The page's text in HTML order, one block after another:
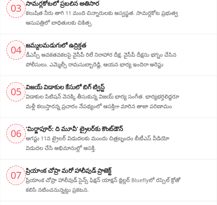
03 సామర్లకోటలో ప్రబలిన అతిసార
కలుషిత నీరు తాగి 11 మంది చిన్నారులకు అస్వస్థత. సామర్లకోట ప్రభుత్వ
ఆసుపత్రిలో బాధితులకు చికిత్స
04 జ‌మ్మ‌ల‌మ‌డుగులో ఉద్రిక్త‌త‌
డీఎస్సీ అవ‌క‌త‌వ‌క‌ల‌పై వైసీపీ రిలే నిరాహార‌ దీక్ష‌. వైసీపీ దీక్ష‌ను భ‌గ్నం చేసిన
పోలీసులు. ఎమ్మెల్సీ రామసుబ్బారెడ్డి, ఆయ‌న‌ భార్య ఇందిరా అరెస్టు
05 విజ‌య్ విడాకుల కేసులో బిగ్ ట్విస్ట్‌
విడాకుల‌ పిటిషన్ వెన‌క్కి తీసుకున్న విజ‌య్ భార్య‌ సంగీత. భార్య‌భ‌ర్త‌లిద్ద‌రూ
మళ్లీ కలుస్తారన్న ప్రచారం నేపథ్యంలో ఆస‌క్తిగా మారిన తాజా పరిణామం
06 'మిర్జాపూర్: ది మూవీ' ట్రైలర్‌కు కౌంట్‌డౌన్
ఆగస్టు 11న ట్రైలర్ విడుదలకు ముందు చిత్రబృందం బీటీఎస్ వీడియో
విడుదల చేసి అభిమానుల్లో ఆసక్తి.
07 ప్రియాంక చోప్రా మరో హాలీవుడ్ ప్రాజెక్ట్
ప్రియాంక చోప్రా హాలీవుడ్ సైన్స్ ఫిక్షన్ యాక్షన్ థ్రిల్లర్ Blueflyలో రస్సెల్ క్రోతో
కలిసి నటించనున్నట్లు ప్రకటన.